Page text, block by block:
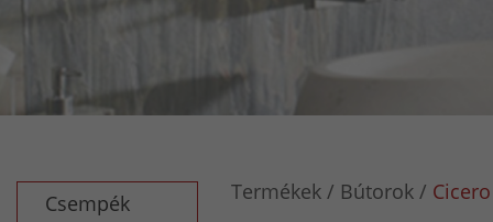
Csempék Termékek Bútorok Cicero